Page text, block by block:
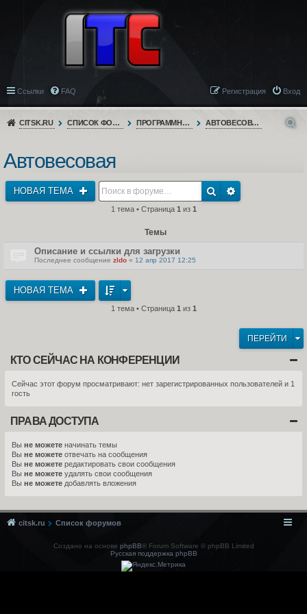
Ссылки FAQ Вход
Регистрация
CITSK.RU СПИСОК ФОРУМОВ ПРОГРАММНОЕ ОБЕСПЕЧЕНИЕ АВТОВЕСОВАЯ
Автовесовая
НОВАЯ ТЕМА
1 тема • Страница 1 из 1
Темы
Описание и ссылки для загрузки
Последнее сообщение zldo « 12 апр 2017 12:25
НОВАЯ ТЕМА
1 тема • Страница 1 из 1
ПЕРЕЙТИ
КТО СЕЙЧАС НА КОНФЕРЕНЦИИ
Сейчас этот форум просматривают: нет зарегистрированных пользователей и 1
гость
ПРАВА ДОСТУПА
Вы не можете начинать темы
Вы не можете отвечать на сообщения
Вы не можете редактировать свои сообщения
Вы не можете удалять свои сообщения
Вы не можете добавлять вложения
citsk.ru Список форумов
Создано на основе phpBB® Forum Software © phpBB Limited
Русская поддержка phpBB